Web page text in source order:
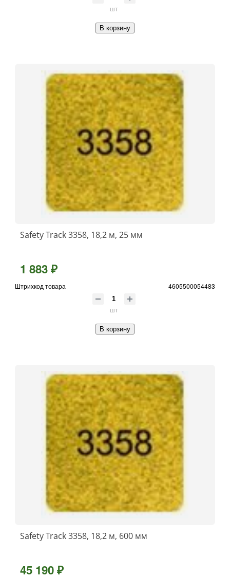
шт
В корзину
Safety Track 3358, 18,2 м, 25 мм
1 883 ₽
Штрихкод товара 4605500054483
шт
В корзину
Safety Track 3358, 18,2 м, 600 мм
45 190 ₽